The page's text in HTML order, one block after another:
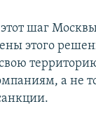
шаг
этого
а не